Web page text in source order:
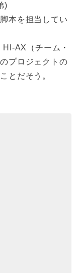
)
本を担当してい
AX（チーム・
プロジェクトの
とだそう。